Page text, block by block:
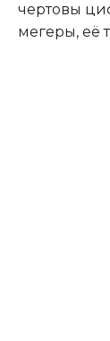
чертoвы
мегеры, её